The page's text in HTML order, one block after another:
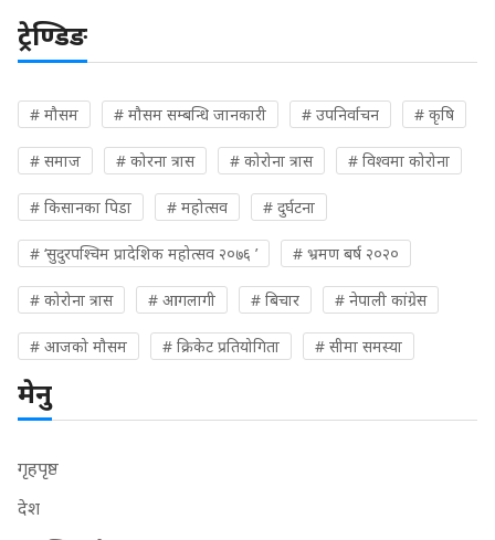
ट्रेण्डिङ
# मौसम # मौसम सम्बन्धि जानकारी # उपनिर्वाचन # कृषि
# समाज # कोरना त्रास # कोरोना त्रास # विश्वमा कोरोना
# किसानका पिडा # महोत्सव # दुर्घटना
# ‘सुदुरपश्चिम प्रादेशिक महोत्सव २०७६ ’ # भ्रमण बर्ष २०२०
# कोरोना त्रास # आगलागी # बिचार # नेपाली कांग्रेस
# आजको मौसम # क्रिकेट प्रतियोगिता # सीमा समस्या
मेनु
गृहपृष्ठ
देश